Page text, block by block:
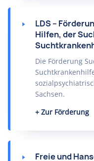
LDS –
Hilfen, der
Die Förderung
Sachsen.
Zur Förderung
Freie und